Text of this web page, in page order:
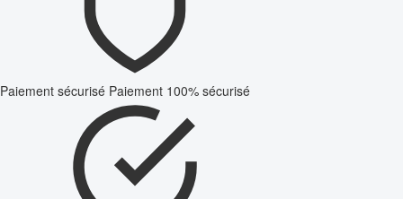
Paiement sécurisé Paiement 100% sécurisé